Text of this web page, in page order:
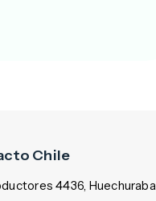
Chile
4436, Huechuraba